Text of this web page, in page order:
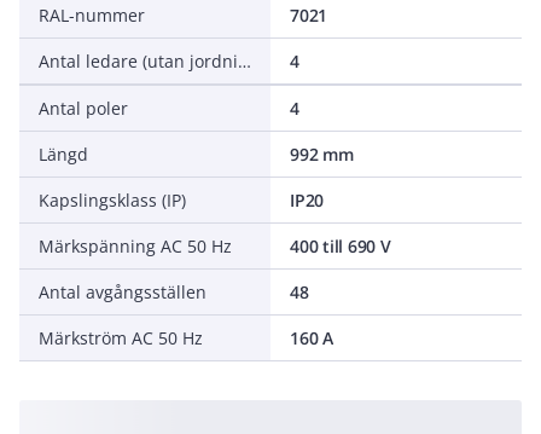
RAL-nummer
7021
Antal ledare (utan jordning)
4
Antal poler
4
Längd
992 mm
Kapslingsklass (IP)
IP20
Märkspänning AC 50 Hz
400 till 690 V
Antal avgångsställen
48
Märkström AC 50 Hz
160 A